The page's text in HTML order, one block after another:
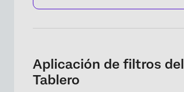
Aplicación de filtros del
Tablero